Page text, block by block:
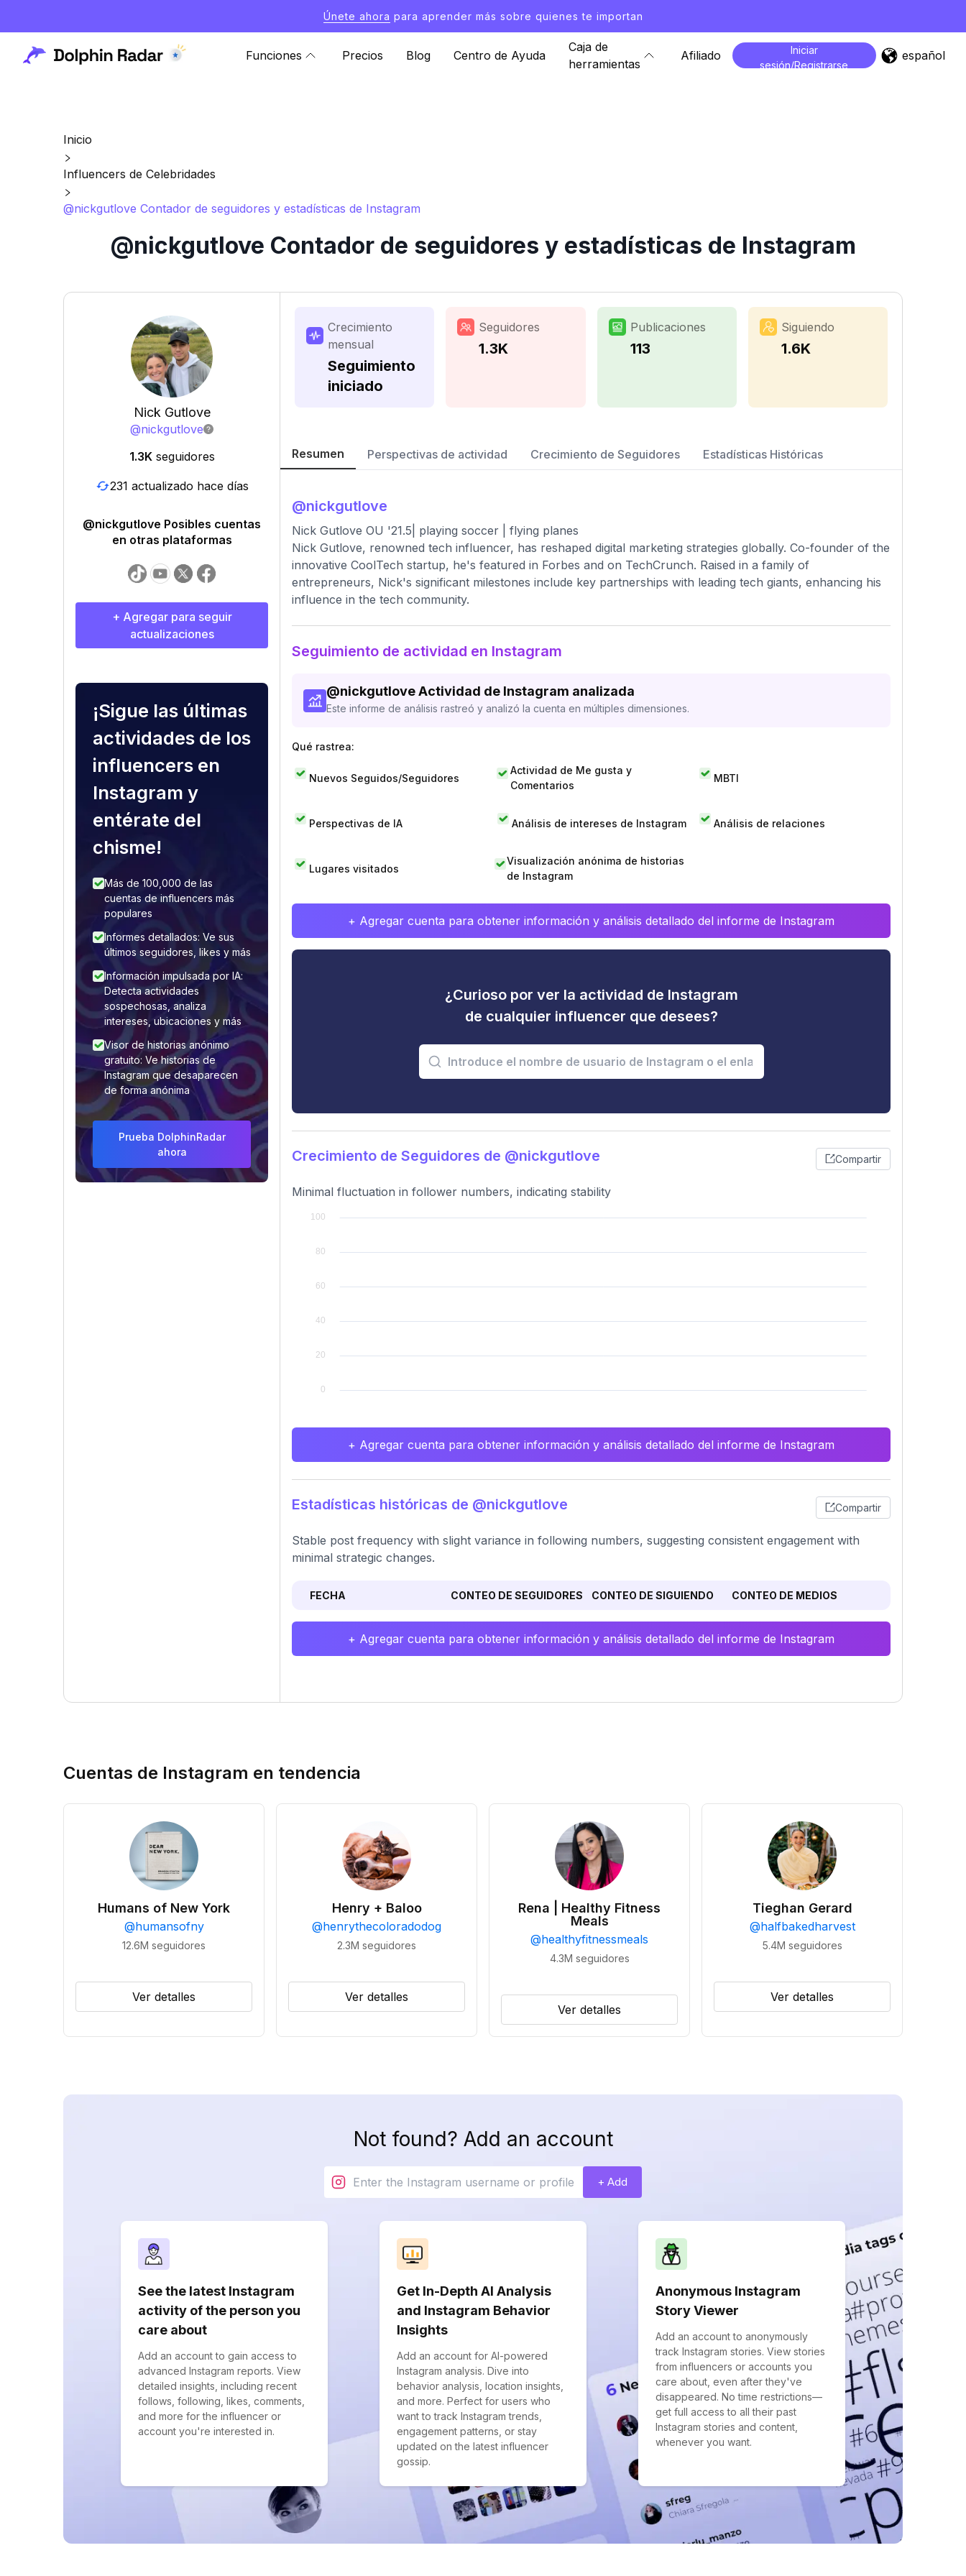
Únete ahora para aprender más sobre quienes te importan
Funciones Precios Blog Centro de Ayuda
Caja de
herramientas
Afiliado
Iniciar
sesión/Registrarse
español
Inicio
Influencers de Celebridades
@nickgutlove Contador de seguidores y estadísticas de Instagram
@nickgutlove Contador de seguidores y estadísticas de Instagram
Nick Gutlove
@nickgutlove
1.3K seguidores
231 actualizado hace días
@nickgutlove Posibles cuentas
en otras plataformas
+ Agregar para seguir
actualizaciones
¡Sigue las últimas
actividades de los
influencers en
Instagram y
entérate del
chisme!
Más de 100,000 de las
cuentas de influencers más
populares
Informes detallados: Ve sus
últimos seguidores, likes y más
Información impulsada por IA:
Detecta actividades
sospechosas, analiza
intereses, ubicaciones y más
Visor de historias anónimo
gratuito: Ve historias de
Instagram que desaparecen
de forma anónima
Prueba DolphinRadar
ahora
Crecimiento
mensual
Seguimiento
iniciado
Seguidores
1.3K
Publicaciones
113
Siguiendo
1.6K
Resumen Perspectivas de actividad Crecimiento de Seguidores Estadísticas Históricas
@nickgutlove
Nick Gutlove OU '21.5| playing soccer | flying planes
Nick Gutlove, renowned tech influencer, has reshaped digital marketing strategies globally. Co-founder of the
innovative CoolTech startup, he's featured in Forbes and on TechCrunch. Raised in a family of
entrepreneurs, Nick's significant milestones include key partnerships with leading tech giants, enhancing his
influence in the tech community.
Seguimiento de actividad en Instagram
@nickgutloveActividad de Instagram analizada
Este informe de análisis rastreó y analizó la cuenta en múltiples dimensiones.
Qué rastrea:
Nuevos Seguidos/Seguidores
Actividad de Me gusta y
Comentarios
MBTI
Perspectivas de IA Análisis de intereses de Instagram Análisis de relaciones
Lugares visitados
Visualización anónima de historias
de Instagram
+ Agregar cuenta para obtener información y análisis detallado del informe de Instagram
¿Curioso por ver la actividad de Instagram
de cualquier influencer que desees?
Crecimiento de Seguidores de @nickgutlove Compartir
Minimal fluctuation in follower numbers, indicating stability
+ Agregar cuenta para obtener información y análisis detallado del informe de Instagram
Estadísticas históricas de @nickgutlove Compartir
Stable post frequency with slight variance in following numbers, suggesting consistent engagement with
minimal strategic changes.
FECHA CONTEO DE SEGUIDORES CONTEO DE SIGUIENDO CONTEO DE MEDIOS
+ Agregar cuenta para obtener información y análisis detallado del informe de Instagram
Cuentas de Instagram en tendencia
Humans of New York
@humansofny
12.6M seguidores
Ver detalles
Henry + Baloo
@henrythecoloradodog
2.3M seguidores
Ver detalles
Rena | Healthy Fitness
Meals
@healthyfitnessmeals
4.3M seguidores
Ver detalles
Tieghan Gerard
@halfbakedharvest
5.4M seguidores
Ver detalles
Not found? Add an account
+ Add
See the latest Instagram
activity of the person you
care about
Add an account to gain access to
advanced Instagram reports. View
detailed insights, including recent
follows, following, likes, comments,
and more for the influencer or
account you're interested in.
Get In-Depth AI Analysis
and Instagram Behavior
Insights
Add an account for AI-powered
Instagram analysis. Dive into
behavior analysis, location insights,
and more. Perfect for users who
want to track Instagram trends,
engagement patterns, or stay
updated on the latest influencer
gossip.
Anonymous Instagram
Story Viewer
Add an account to anonymously
track Instagram stories. View stories
from influencers or accounts you
care about, even after they've
disappeared. No time restrictions—
get full access to all their past
Instagram stories and content,
whenever you want.